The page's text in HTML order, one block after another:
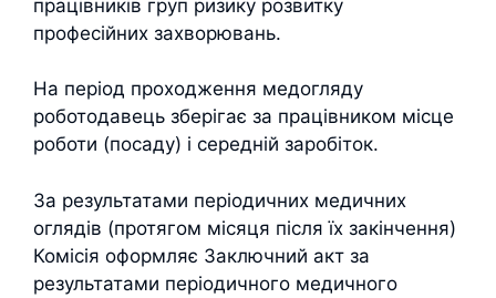
працівників груп ризику розвитку
професійних захворювань.
На період проходження медогляду
роботодавець зберігає за працівником місце
роботи (посаду) і середній заробіток.
За результатами періодичних медичних
оглядів (протягом місяця після їх закінчення)
Комісія оформляє Заключний акт за
результатами періодичного медичного